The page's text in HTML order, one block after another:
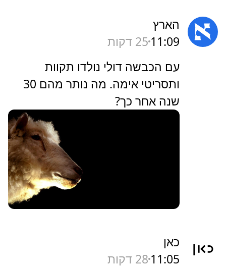
הארץ
11:09 25 דקות
‏עם הכבשה דולי נולדו תקוות
ותסריטי אימה. מה נותר מהם 30
שנה אחר כך?
כאן
11:05 28 דקות